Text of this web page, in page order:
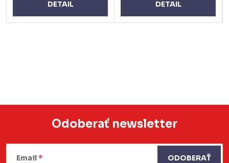
DETAIL DETAIL
Z
Odoberať newsletter
Email ODOBERAŤ